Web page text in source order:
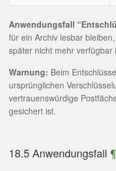
Anwendungsfall
für ein Archiv lesbar
später nicht mehr verfügbar
Warnung: Beim
ursprünglichen
vertrauenswürdige
gesichert ist.
18.5 Anwendungsfall ¶